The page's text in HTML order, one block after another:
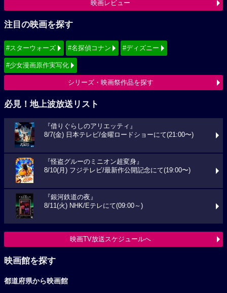
映画レビュー
注目の映画を探す
#スターウォーズ #名探偵コナン #ディズニー
#少女漫画原作実写化
シリーズ・映画祭作品を探す
必見！地上波放送リスト
『借りぐらしのアリエッティ』
8/7(金) 日本テレビ/金曜ロードショーにて(21:00〜)
『怪盗グルーのミニオン超変身』
8/10(月) フジテレビ/最新作公開記念にて(19:00〜)
『銀河鉄道の夜』
8/11(火) NHK/Eテレにて(09:00～)
映画TV放送スケジュールへ
映画館を探す
都道府県から映画館